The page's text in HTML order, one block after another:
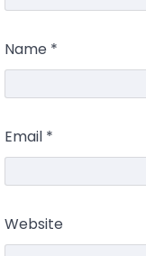
Name *
Email *
Website